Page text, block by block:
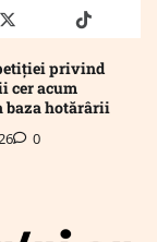
twitter truthtiktok
privind
cer acum
baza hotărârii
0